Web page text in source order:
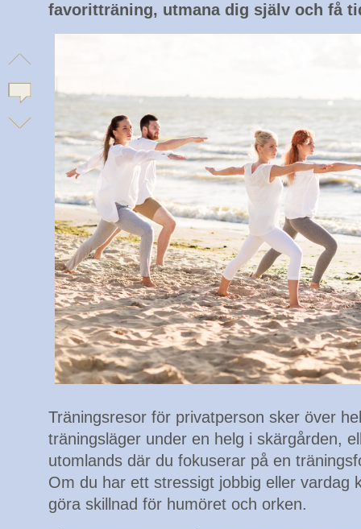
favoritträning, utmana dig själv och få
Träningsresor för privatperson sker över
träningsläger under en helg i skärgården,
utomlands där du fokuserar på en
Om du har ett stressigt jobbig eller vardag
göra skillnad för humöret och orken.